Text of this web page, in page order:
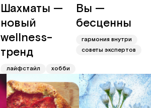
Шахматы —
новый
wellness-
тренд
лайфстайл хобби
Вы —
бесценны
гармония внутри
советы экспертов